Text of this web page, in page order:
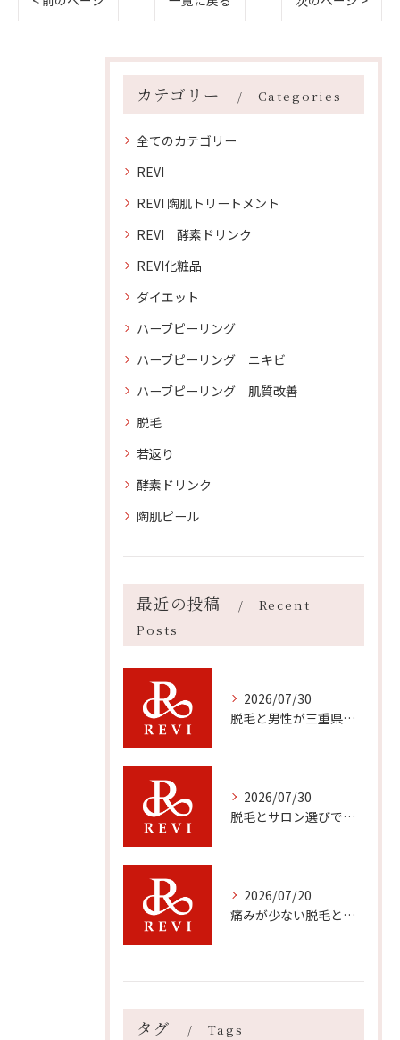
カテゴリー Categories
全てのカテゴリー
REVI
REVI 陶肌トリートメント
REVI 酵素ドリンク
REVI化粧品
ダイエット
ハーブピーリング
ハーブピーリング ニキビ
ハーブピーリング 肌質改善
脱毛
若返り
酵素ドリンク
陶肌ピール
最近の投稿
Recent
Posts
2026/07/30
脱毛と男性が三重県伊勢市で快適に通える方法や比較ポイント徹底ガイド
2026/07/30
脱毛とサロン選びで三重県で後悔しないための料金や通いやすさ比較ガイド
2026/07/20
痛みが少ない脱毛と肌に優しいハーブピーリングの効果
タグ Tags